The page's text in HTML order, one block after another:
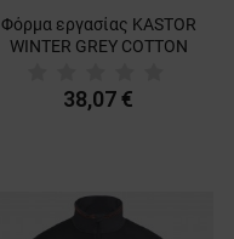
Φόρμα εργασίας KASTOR
WINTER GREY COTTON
38,07 €